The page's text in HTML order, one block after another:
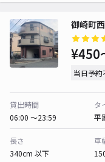
御崎町
¥450
当日予約
貸出時間
06:00 〜23:59
タ
平
長さ
340cm 以下
車